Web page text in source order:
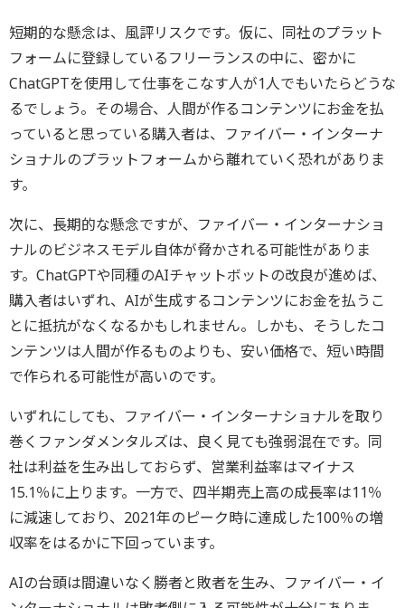
短期的な懸念は、風評リスクです。仮に、同社のプラット
フォームに登録しているフリーランスの中に、密かに
ChatGPTを使用して仕事をこなす人が1人でもいたらどうな
るでしょう。その場合、人間が作るコンテンツにお金を払
っていると思っている購入者は、ファイバー・インターナ
ショナルのプラットフォームから離れていく恐れがありま
す。
次に、長期的な懸念ですが、ファイバー・インターナショ
ナルのビジネスモデル自体が脅かされる可能性がありま
す。ChatGPTや同種のAIチャットボットの改良が進めば、
購入者はいずれ、AIが生成するコンテンツにお金を払うこ
とに抵抗がなくなるかもしれません。しかも、そうしたコ
ンテンツは人間が作るものよりも、安い価格で、短い時間
で作られる可能性が高いのです。
いずれにしても、ファイバー・インターナショナルを取り
巻くファンダメンタルズは、良く見ても強弱混在です。同
社は利益を生み出しておらず、営業利益率はマイナス
15.1％に上ります。一方で、四半期売上高の成長率は11％
に減速しており、2021年のピーク時に達成した100％の増
収率をはるかに下回っています。
AIの台頭は間違いなく勝者と敗者を生み、ファイバー・イ